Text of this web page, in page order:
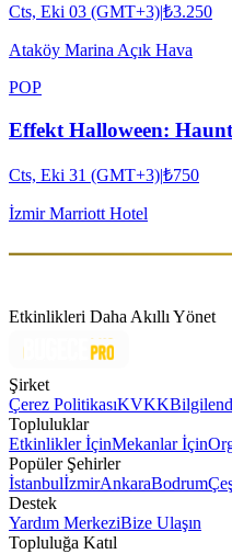
Cts, Eki 03 (GMT+3)|₺3.250
Ataköy Marina Açık Hava
POP
Effekt Halloween:
Cts, Eki 31 (GMT+3)|₺750
İzmir Marriott Hotel
Etkinlikleri Daha Akıllı Yönet
Şirket
Çerez PolitikasıKVKK
Topluluklar
Etkinlikler İçinMekanlar İçin
Popüler Şehirler
İstanbulİzmirAnkaraBodrum
Destek
Yardım MerkeziBize Ulaşın
Topluluğa Katıl